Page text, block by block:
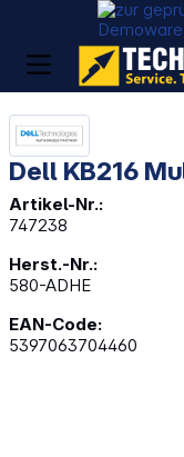
Dell KB216
Artikel-Nr.:
747238
Herst.-Nr.:
580-ADHE
EAN-Code:
5397063704460